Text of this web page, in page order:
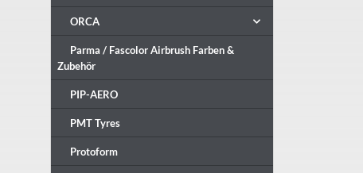
ORCA
Parma / Fascolor Airbrush Farben &
Zubehör
PIP-AERO
PMT Tyres
Protoform